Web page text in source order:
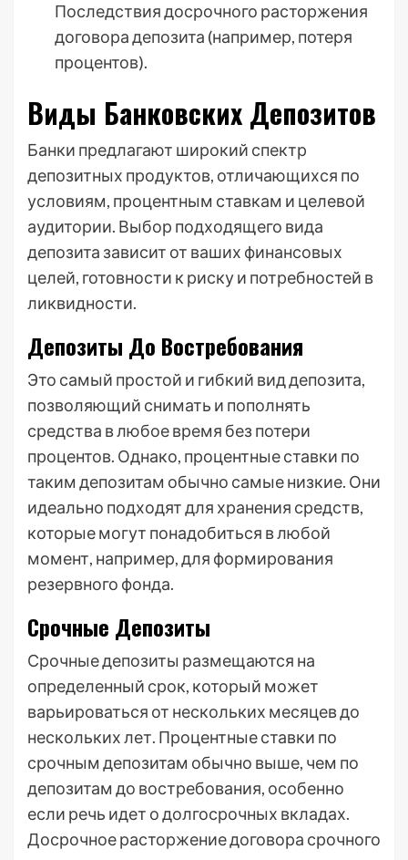
Последствия досрочного расторжения
договора депозита (например, потеря
процентов).
Виды Банковских Депозитов
Банки предлагают широкий спектр
депозитных продуктов, отличающихся по
условиям, процентным ставкам и целевой
аудитории. Выбор подходящего вида
депозита зависит от ваших финансовых
целей, готовности к риску и потребностей в
ликвидности.
Депозиты До Востребования
Это самый простой и гибкий вид депозита,
позволяющий снимать и пополнять
средства в любое время без потери
процентов. Однако, процентные ставки по
таким депозитам обычно самые низкие. Они
идеально подходят для хранения средств,
которые могут понадобиться в любой
момент, например, для формирования
резервного фонда.
Срочные Депозиты
Срочные депозиты размещаются на
определенный срок, который может
варьироваться от нескольких месяцев до
нескольких лет. Процентные ставки по
срочным депозитам обычно выше, чем по
депозитам до востребования, особенно
если речь идет о долгосрочных вкладах.
Досрочное расторжение договора срочного